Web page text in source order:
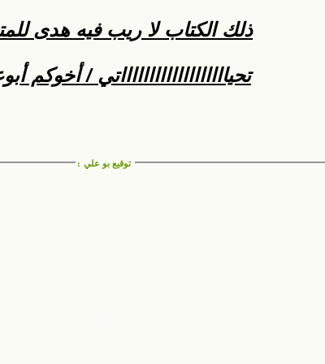
ذلك الكتاب لا ريب فيه هدى
تحياااااااااااااااااااتي / أخوكم
توقيع بو علي :